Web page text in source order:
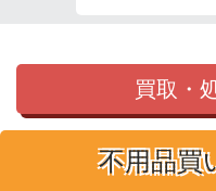
買取・
不用品買